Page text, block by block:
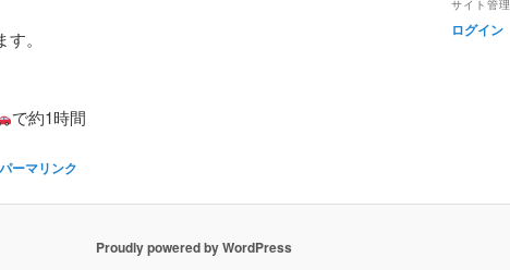
。
で約1時間
パーマリンク
サイト管理
ログイン
Proudly powered by WordPress